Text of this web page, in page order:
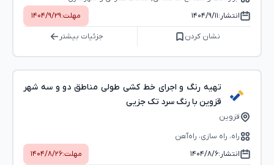
انتشار:۱۴۰۴/۹/۱۱ مهلت:۱۴۰۴/۹/۲۹
نشان کردن جزئیات بیشتر
تهیه رنگ و اجرای خط کشی طولی مناطق دو و سه شهر
قزوین با رنگ سرد تک جزیی
قزوین
راه، راه‌ سازی، راه‌آهن
انتشار:۱۴۰۴/۸/۶ مهلت:۱۴۰۴/۸/۲۶